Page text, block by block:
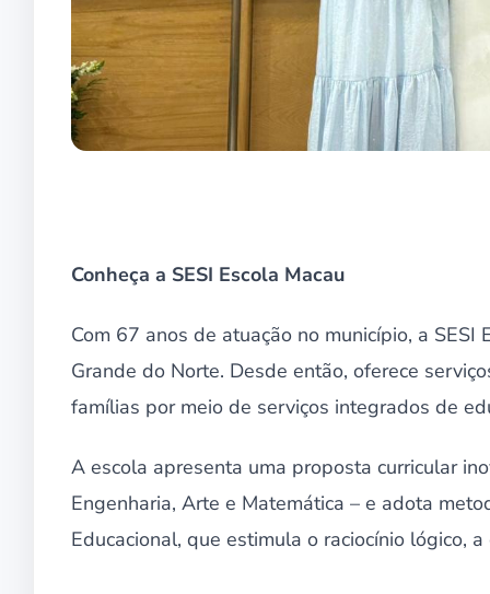
Conheça a SESI Escola Macau
Com 67 anos de atuação no município, a
Grande do Norte. Desde então, oferece
famílias por meio de serviços integrados de
A escola apresenta uma proposta curricular
Engenharia, Arte e Matemática – e adota
Educacional, que estimula o raciocínio lógico,